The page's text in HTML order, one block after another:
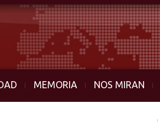
MEMORIA NOS MIRAN